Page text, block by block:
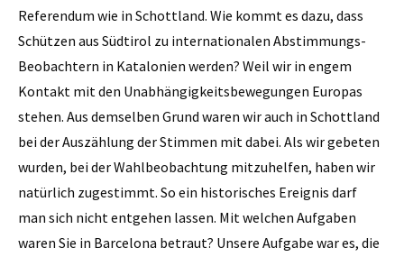
Referendum wie in Schottland. Wie kommt es dazu, dass
Schützen aus Südtirol zu internationalen Abstimmungs-
Beobachtern in Katalonien werden? Weil wir in engem
Kontakt mit den Unabhängigkeitsbewegungen Europas
stehen. Aus demselben Grund waren wir auch in Schottland
bei der Auszählung der Stimmen mit dabei. Als wir gebeten
wurden, bei der Wahlbeobachtung mitzuhelfen, haben wir
natürlich zugestimmt. So ein historisches Ereignis darf
man sich nicht entgehen lassen. Mit welchen Aufgaben
waren Sie in Barcelona betraut? Unsere Aufgabe war es, die